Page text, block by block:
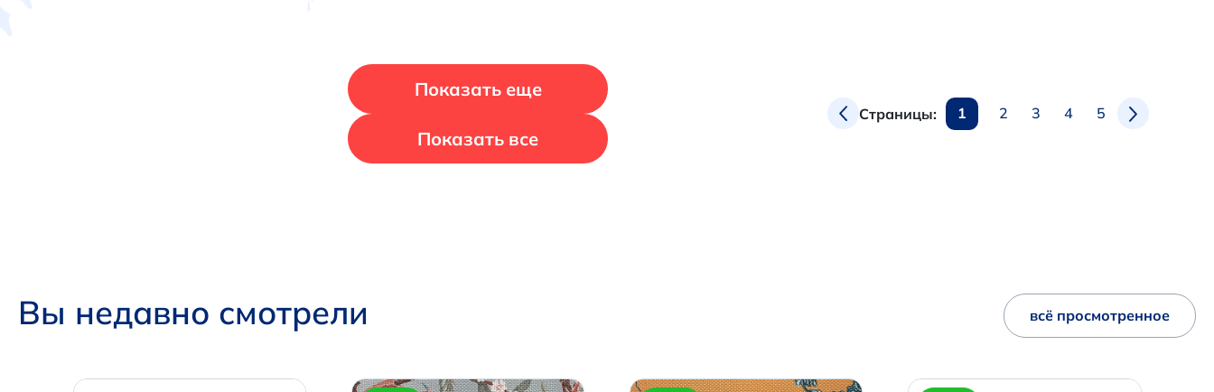
Показать еще
Показать все
Страницы: 1 2 3 4 5
Вы недавно смотрели всё просмотренное